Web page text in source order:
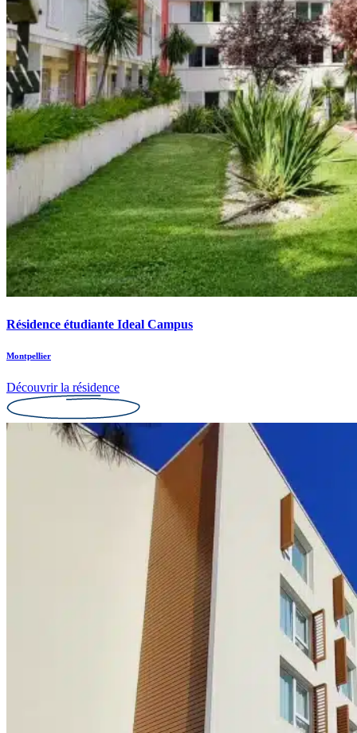
Résidence étudiante Ideal Campus
Montpellier
Découvrir la résidence